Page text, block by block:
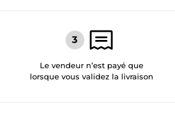
Le vendeur n’est payé que
lorsque vous validez la livraison